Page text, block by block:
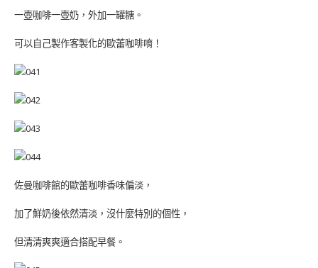
一壺咖啡一壺奶，外加一罐糖。
可以自己製作客製化的歐蕾咖啡唷！
佐曼咖啡館的歐蕾咖啡香味偏淡，
加了鮮奶後依然清淡，沒什麼特別的個性，
但清清爽爽適合搭配早餐。